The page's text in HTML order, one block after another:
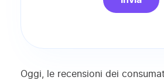
Oggi, le recensioni dei